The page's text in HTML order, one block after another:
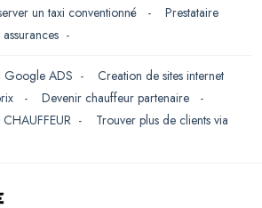
un taxi conventionné - Prestataire
-
Google ADS - Creation de sites internet
- Devenir chauffeur partenaire
-
- Trouver plus de clients via